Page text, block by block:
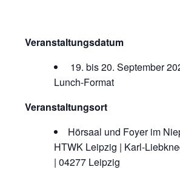
Veranstaltungsdatum
19. bis 20. September
Lunch-Format
Veranstaltungsort
Hörsaal und Foyer im
HTWK Leipzig | Karl-
| 04277 Leipzig